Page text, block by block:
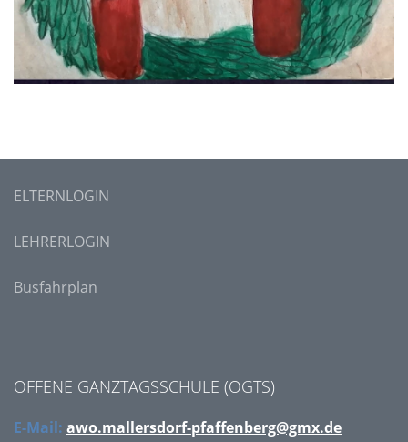
ELTERNLOGIN
LEHRERLOGIN
Busfahrplan
OFFENE GANZTAGSSCHULE (OGTS)
E-Mail: awo.mallersdorf-pfaffenberg@gmx.de